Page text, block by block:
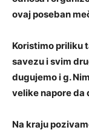
ovaj poseban
Koristimo priliku
savezu i svim
dugujemo i g.
velike napore da
Na kraju